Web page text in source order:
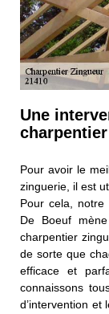
Une
Pour avoir le
zinguerie, il est
Pour cela, notre
De Boeuf
charpentier
de sorte que
efficace et
connaissons
d’intervention et